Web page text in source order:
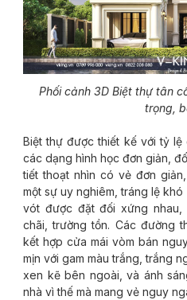
Phối cảnh 3D Biệt thự tân
trọng,
Biệt thự được thiết kế với tỷ lệ
các dạng hình học đơn giản,
tiết thoạt nhìn có vẻ đơn
một sự uy nghiêm, tráng lệ
vót được đặt đối xứng nhau,
chãi, trường tồn. Các đường
kết hợp cửa mái vòm bán
mịn với gam màu trắng, trắng
xen kẽ bên ngoài, và ánh
nhà vì thế mà mang vẻ nguy